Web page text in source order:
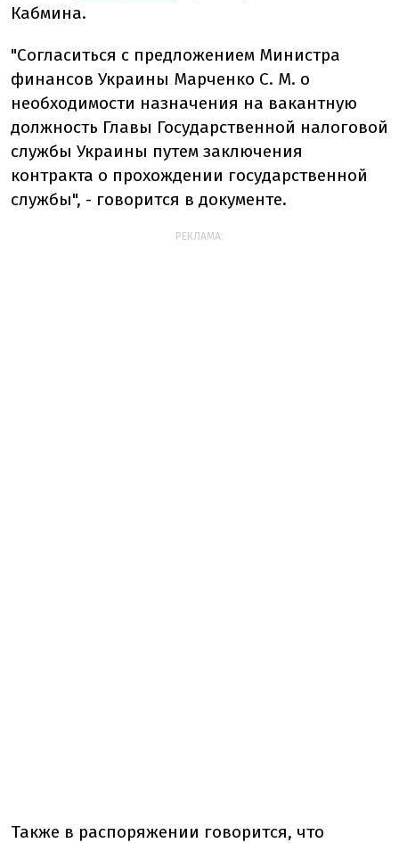
Кабмина.
"Согласиться с предложением Министра
финансов Украины Марченко С. М. о
необходимости назначения на вакантную
должность Главы Государственной налоговой
службы Украины путем заключения
контракта о прохождении государственной
службы", - говорится в документе.
РЕКЛАМА:
Также в распоряжении говорится, что